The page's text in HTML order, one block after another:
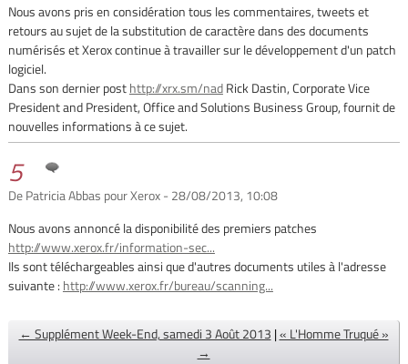
Nous avons pris en considération tous les commentaires, tweets et
retours au sujet de la substitution de caractère dans des documents
numérisés et Xerox continue à travailler sur le développement d'un patch
logiciel.
Dans son dernier posthttp://xrx.sm/nadRick Dastin, Corporate Vice
President and President, Office and Solutions Business Group, fournit de
nouvelles informations à ce sujet.
5
De Patricia Abbas pour Xerox - 28/08/2013, 10:08
Nous avons annoncé la disponibilité des premiers patches
http://www.xerox.fr/information-sec...
Ils sont téléchargeables ainsi que d'autres documents utiles à l'adresse
suivante : http://www.xerox.fr/bureau/scanning...
← Supplément Week-End, samedi 3 Août 2013 |« L'Homme Truqué »
→